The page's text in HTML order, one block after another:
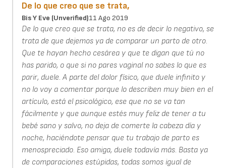
De lo que creo que se trata,
Bis Y Eve (unverified)11 Ago 2019
De lo que creo que se trata, no es de decir lo negativo, se
trata de que dejemos ya de comparar un parto de otro.
Que te hayan hecho cesárea y que te digan que tú no
has parido, o que si no pares vaginal no sabes lo que es
parir, duele. A parte del dolor físico, que duele infinito y
no lo voy a comentar porque lo describen muy bien en el
artículo, está el psicológico, ese que no se va tan
fácilmente y que aunque estés muy feliz de tener a tu
bebé sano y salvo, no deja de comerte la cabeza día y
noche, haciéndote pensar que tu trabajo de parto es
menospreciado. Eso amiga, duele todavía más. Basta ya
de comparaciones estúpidas, todas somos igual de